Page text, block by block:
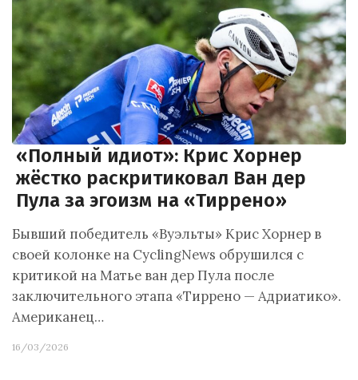
«Полный идиот»: Крис Хорнер
жёстко раскритиковал Ван дер
Пула за эгоизм на «Тиррено»
Бывший победитель «Вуэльты» Крис Хорнер в
своей колонке на CyclingNews обрушился с
критикой на Матье ван дер Пула после
заключительного этапа «Тиррено — Адриатико».
Американец…
16/03/2026